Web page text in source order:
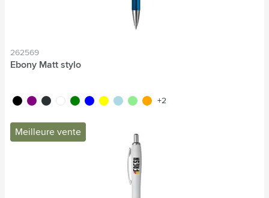
262569
Ebony Matt stylo
noir pourpreanthracite
blancvert bleu jaunebleu clair
vert clairorange
+2
Meilleure vente